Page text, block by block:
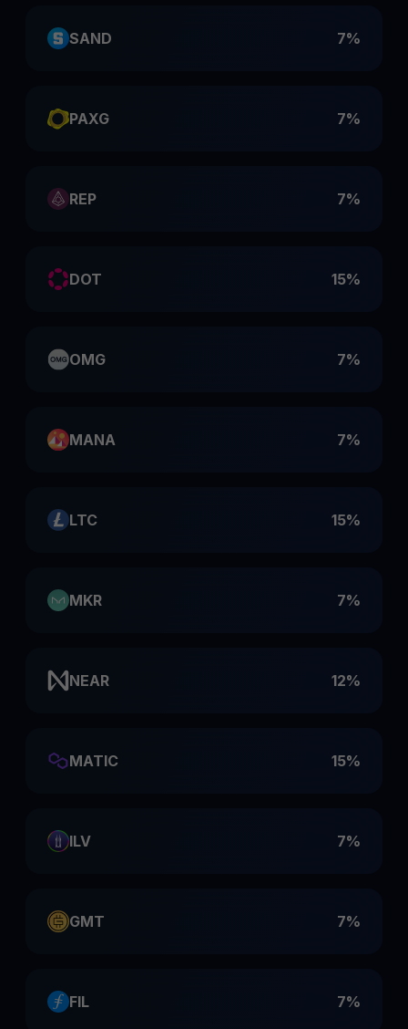
SAND 7%
PAXG 7%
REP 7%
DOT 15%
OMG 7%
MANA 7%
LTC 15%
MKR 7%
NEAR 12%
MATIC 15%
ILV 7%
GMT 7%
FIL 7%